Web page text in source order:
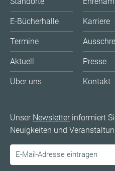
E-Bücherhalle
Termine
Aktuell
Über uns
Karriere
Presse
Kontakt
Unser Newsletterinformiert
Neuigkeiten und